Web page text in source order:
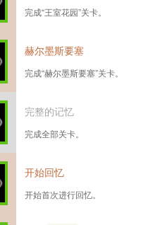
完成“王室花园”关卡。
赫尔墨斯要塞
完成“赫尔墨斯要塞”关卡。
完整的记忆
完成全部关卡。
开始回忆
开始首次进行回忆。